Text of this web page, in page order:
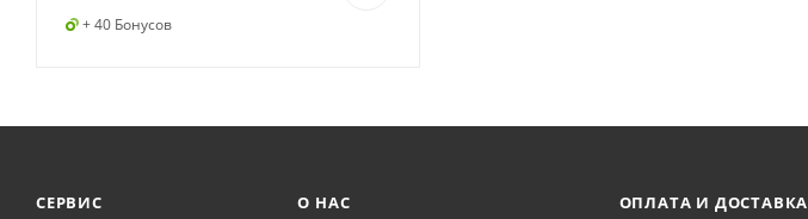
+ 40 Бонусов
СЕРВИС О НАС ОПЛАТА И ДОСТАВКА